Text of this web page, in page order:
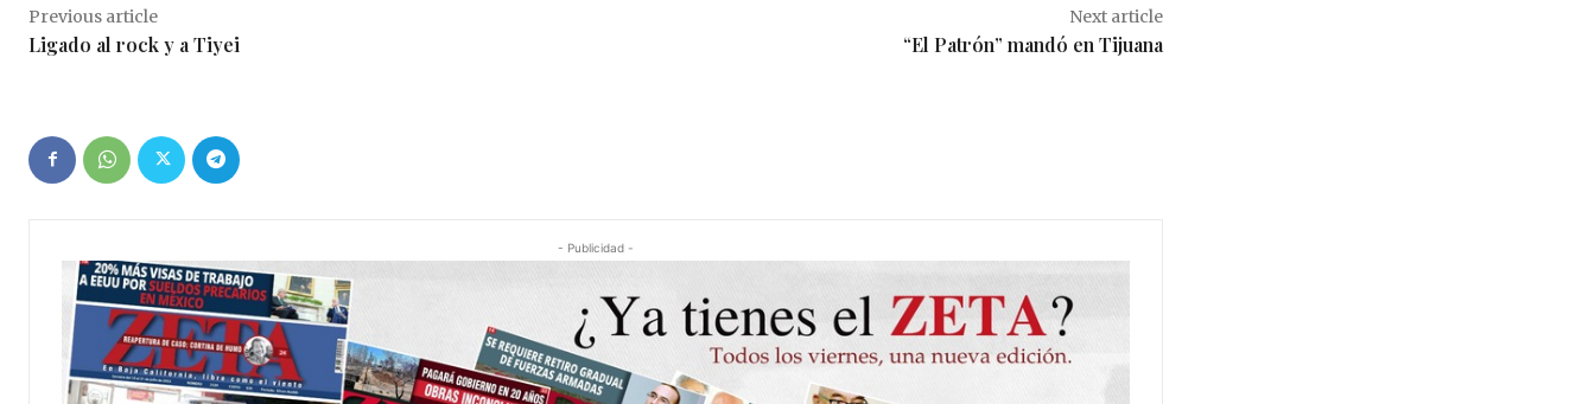
Previous article
Ligado al rock y a Tiyei
Next article
“El Patrón” mandó en Tijuana
- Publicidad -